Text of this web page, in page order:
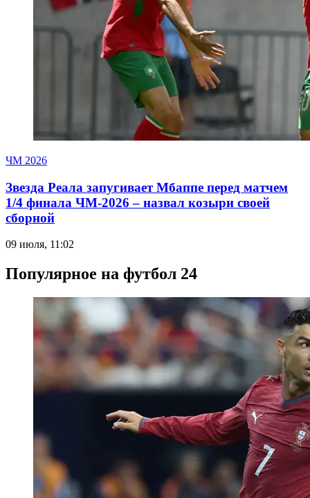
ЧМ 2026
Звезда Реала запугивает Мбаппе перед матчем
1/4 финала ЧМ-2026 – назвал козыри своей
сборной
09 июля, 11:02
Популярное на футбол 24